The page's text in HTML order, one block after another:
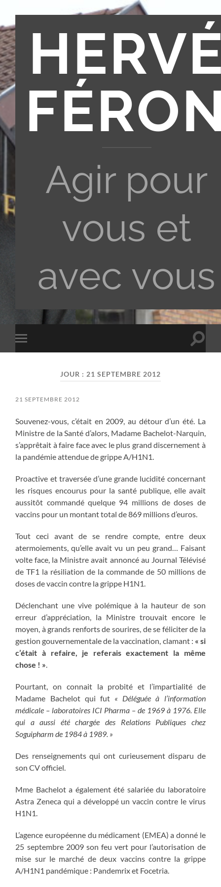
Agir pour
vous et
avec vous
Toggle
mobile
Toggle
JOUR : 21 SEPTEMBRE 2012
21 SEPTEMBRE 2012
Souvenez-vous, c’était en 2009, au détour d’un été. La
Ministre de la Santé d’alors, Madame Bachelot-Narquin,
s’apprêtait à faire face avec le plus grand discernement à
la pandémie attendue de grippe A/H1N1.
Proactive et traversée d’une grande lucidité concernant
les risques encourus pour la santé publique, elle avait
aussitôt commandé quelque 94 millions de doses de
vaccins pour un montant total de 869 millions d’euros.
Tout ceci avant de se rendre compte, entre deux
atermoiements, qu’elle avait vu un peu grand… Faisant
volte face, la Ministre avait annoncé au Journal Télévisé
de TF1 la résiliation de la commande de 50 millions de
doses de vaccin contre la grippe H1N1.
Déclenchant une vive polémique à la hauteur de son
erreur d’appréciation, la Ministre trouvait encore le
moyen, à grands renforts de sourires, de se féliciter de la
gestion gouvernementale de la vaccination, clamant : « si
c’était à refaire, je referais exactement la même
chose ! ».
Pourtant, on connait la probité et l’impartialité de
Madame Bachelot qui fut « Déléguée à l’information
médicale – laboratoires ICI Pharma – de 1969 à 1976. Elle
qui a aussi été chargée des Relations Publiques chez
Soguipharm de 1984 à 1989. »
Des renseignements qui ont curieusement disparu de
son CV officiel.
Mme Bachelot a également été salariée du laboratoire
Astra Zeneca qui a développé un vaccin contre le virus
H1N1.
L’agence européenne du médicament (EMEA) a donné le
25 septembre 2009 son feu vert pour l’autorisation de
mise sur le marché de deux vaccins contre la grippe
A/H1N1 pandémique : Pandemrix et Focetria.